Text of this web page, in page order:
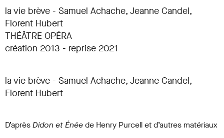
la vie brève - Samuel Achache, Jeanne Candel,
Florent Hubert
THÉÂTRE OPÉRA
création 2013 - reprise 2021
la vie brève - Samuel Achache, Jeanne Candel,
Florent Hubert
D’aprèsDidon et Énéede Henry Purcell et d’autres matériaux